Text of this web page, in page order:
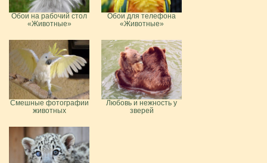
Обои на рабочий стол
«Животные»
Обои для телефона
«Животные»
Смешные фотографии
животных
Любовь и нежность у
зверей